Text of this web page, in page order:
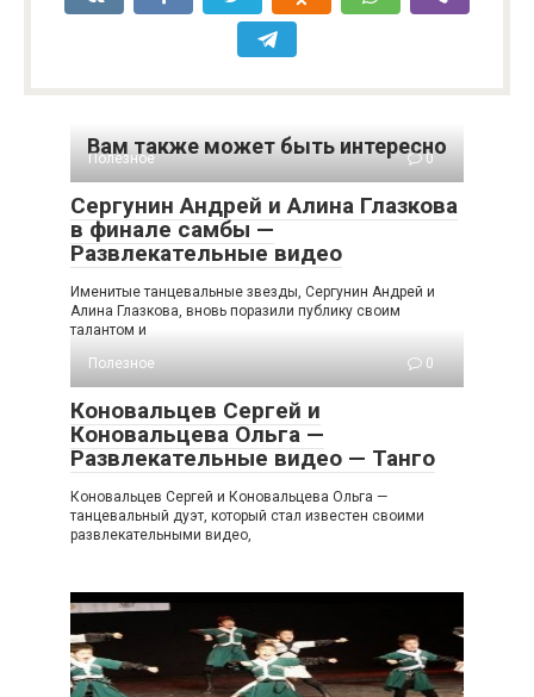
Вам также может быть интересно
Полезное 0
Сергунин Андрей и Алина Глазкова
в финале самбы —
Развлекательные видео
Именитые танцевальные звезды, Сергунин Андрей и
Алина Глазкова, вновь поразили публику своим
талантом и
Полезное
0
Коновальцев Сергей и
Коновальцева Ольга —
Развлекательные видео — Танго
Коновальцев Сергей и Коновальцева Ольга —
танцевальный дуэт, который стал известен своими
развлекательными видео,